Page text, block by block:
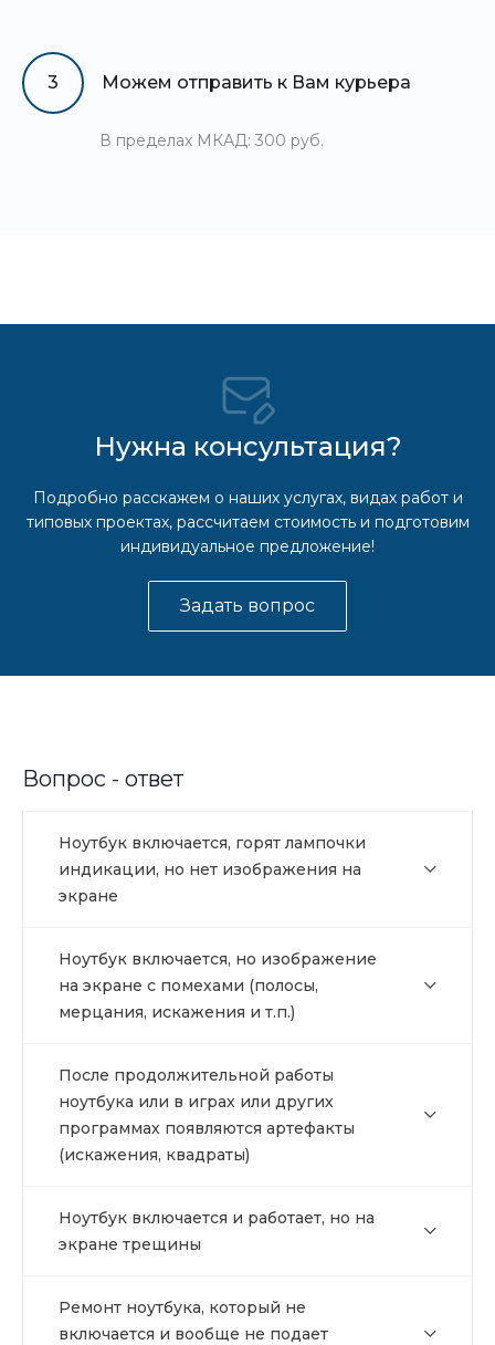
3 Можем отправить к Вам курьера
В пределах МКАД: 300 руб.
Нужна консультация?
Подробно расскажем о наших услугах, видах работ и
типовых проектах, рассчитаем стоимость и подготовим
индивидуальное предложение!
Задать вопрос
Вопрос - ответ
Ноутбук включается, горят лампочки
индикации, но нет изображения на
экране
Ноутбук включается, но изображение
на экране с помехами (полосы,
мерцания, искажения и т.п.)
После продолжительной работы
ноутбука или в играх или других
программах появляются артефакты
(искажения, квадраты)
Ноутбук включается и работает, но на
экране трещины
Ремонт ноутбука, который не
включается и вообще не подает